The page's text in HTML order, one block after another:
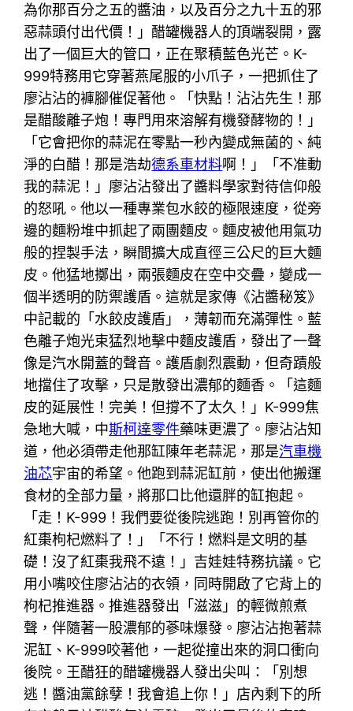
為你那百分之五的醬油，以及百分之九十五的邪
惡蒜頭付出代價！」醋罐機器人的頂端裂開，露
出了一個巨大的管口，正在聚積藍色光芒。K-
999特務用它穿著燕尾服的小爪子，一把抓住了
廖沾沾的褲腳催促著他。「快點！沾沾先生！那
是醋酸離子炮！專門用來溶解有機發酵物的！」
「它會把你的蒜泥在零點一秒內變成無菌的、純
淨的白醋！那是浩劫德系車材料啊！」「不准動
我的蒜泥！」廖沾沾發出了醬料學家對待信仰般
的怒吼。他以一種專業包水餃的極限速度，從旁
邊的麵粉堆中抓起了兩團麵皮。麵皮被他用氣功
般的捏製手法，瞬間擴大成直徑三公尺的巨大麵
皮。他猛地擲出，兩張麵皮在空中交疊，變成一
個半透明的防禦護盾。這就是家傳《沾醬秘笈》
中記載的「水餃皮護盾」，薄韌而充滿彈性。藍
色離子炮光束猛烈地擊中麵皮護盾，發出了一聲
像是汽水開蓋的聲音。護盾劇烈震動，但奇蹟般
地擋住了攻擊，只是散發出濃郁的麵香。「這麵
皮的延展性！完美！但撐不了太久！」K-999焦
急地大喊，中斯柯達零件藥味更濃了。廖沾沾知
道，他必須帶走他那缸陳年老蒜泥，那是汽車機
油芯宇宙的希望。他跑到蒜泥缸前，使出他搬運
食材的全部力量，將那口比他還胖的缸抱起。
「走！K-999！我們要從後院逃跑！別再管你的
紅棗枸杞燃料了！」「不行！燃料是文明的基
礎！沒了紅棗我飛不遠！」吉娃娃特務抗議。它
用小嘴咬住廖沾沾的衣領，同時開啟了它背上的
枸杞推進器。推進器發出「滋滋」的輕微煎煮
聲，伴隨著一股濃郁的蔘味爆發。廖沾沾抱著蒜
泥缸、K-999咬著他，一起從撞出來的洞口衝向
後院。王醋狂的醋罐機器人發出尖叫：「別想
逃！醬油黨餘孽！我會追上你！」店內剩下的所